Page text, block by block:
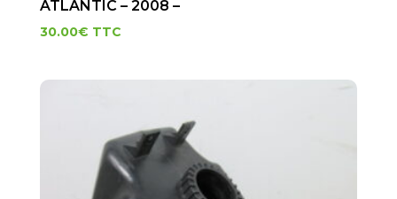
ATLANTIC – 2008 –
30.00€ TTC